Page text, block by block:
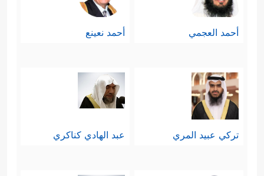
أحمد العجمي أحمد نعينع
تركي عبيد المري عبد الهادي كناكري